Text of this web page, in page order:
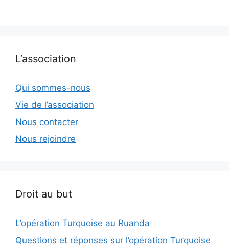
L’association
Qui sommes-nous
Vie de l’association
Nous contacter
Nous rejoindre
Droit au but
L’opération Turquoise au Ruanda
Questions et réponses sur l’opération Turquoise